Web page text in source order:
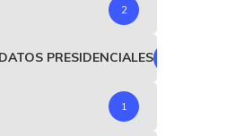
2
PRESIDENCIALES
1